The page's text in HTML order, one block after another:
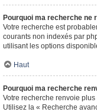
Pourquoi ma recherche ne
Votre recherche est
courants non indexés par
utilisant les options
Haut
Pourquoi ma recherche
Votre recherche renvoie
Utilisez la « Recherche